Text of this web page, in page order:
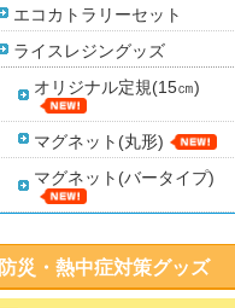
エコカトラリーセット
ライスレジングッズ
オリジナル定規(15㎝)
マグネット(丸形)
マグネット(バータイプ)
防災・熱中症対策グッズ